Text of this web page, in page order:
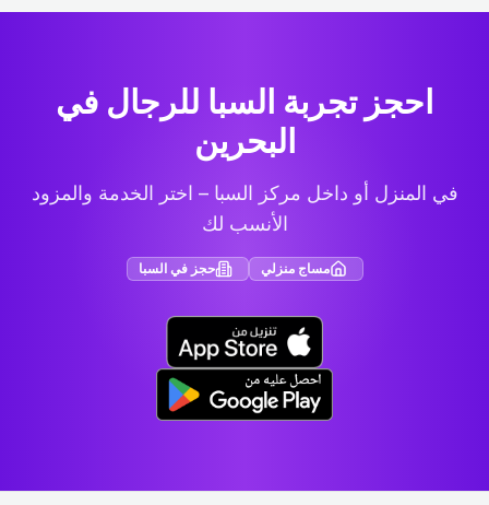
احجز تجربة السبا للرجال في
البحرين
في المنزل أو داخل مركز السبا – اختر الخدمة والمزود
الأنسب لك
مساج منزلي حجز في السبا